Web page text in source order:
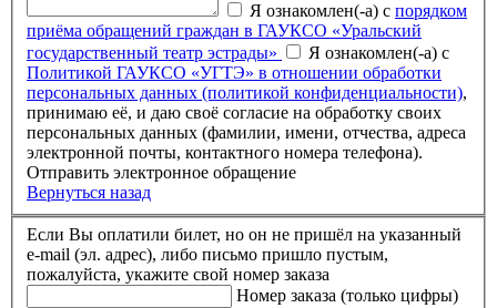
Я ознакомлен(-а) с порядком
приёма обращений граждан в ГАУКСО «Уральский
государственный театр эстрады»
Я ознакомлен(-а) с
Политикой ГАУКСО «УГТЭ» в отношении обработки
персональных данных (политикой конфиденциальности),
принимаю её, и даю своё согласие на обработку своих
персональных данных (фамилии, имени, отчества, адреса
электронной почты, контактного номера телефона).
Отправить электронное обращение
Вернуться назад
Если Вы оплатили билет, но он не пришёл на указанный
e-mail (эл. адрес), либо письмо пришло пустым,
пожалуйста, укажите свой номер заказа
Номер заказа (только цифры)